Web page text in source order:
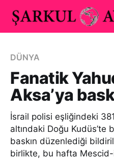
DÜNYA
Fanatik
Aksa’ya
İsrail polisi eşliğindeki
altındaki Doğu Kudüs’te
baskın düzenlediği
birlikte, bu hafta Mescid-i